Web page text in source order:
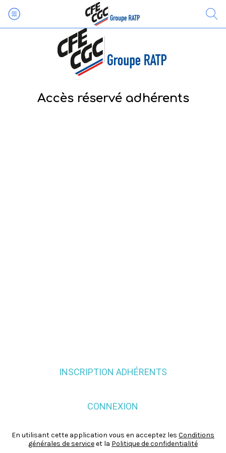
Accès réservé adhérents
INSCRIPTION ADHÉRENTS
CONNEXION
En utilisant cette application vous en acceptez les Conditions
générales de serviceet la Politique de confidentialité